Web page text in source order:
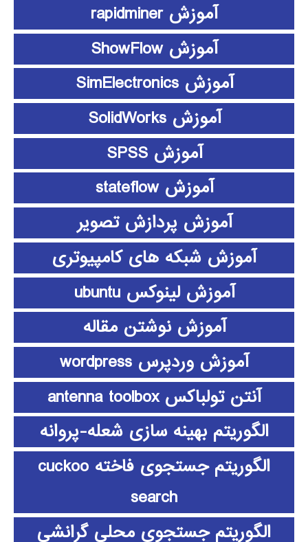
آموزش rapidminer
آموزش ShowFlow
آموزش SimElectronics
آموزش SolidWorks
آموزش SPSS
آموزش stateflow
آموزش پردازش تصویر
آموزش شبکه های کامپیوتری
آموزش لینوکس ubuntu
آموزش نوشتن مقاله
آموزش وردپرس wordpress
آنتن تولباکس antenna toolbox
الگوریتم بهینه سازی شعله-پروانه
الگوریتم جستجوی فاخته cuckoo
search
الگوریتم جستجوی محلی گرانشی